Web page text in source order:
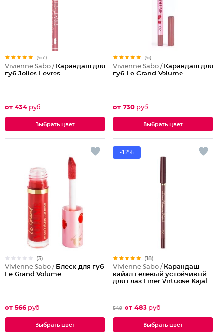
(67)
Vivienne Sabo / Карандаш для
губ Jolies Levres
от 434 руб
Выбрать цвет
(6)
Vivienne Sabo / Карандаш для
губ Le Grand Volume
от 730 руб
Выбрать цвет
(3)
Vivienne Sabo / Блеск для губ
Le Grand Volume
от 566 руб
Выбрать цвет
-12%
(18)
Vivienne Sabo / Карандаш-
кайал гелевый устойчивый
для глаз Liner Virtuose Kajal
549 от 483 руб
Выбрать цвет